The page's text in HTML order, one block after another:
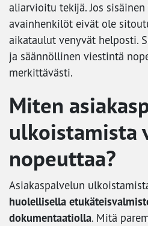
aliarvioitu tekijä. Jos
avainhenkilöt eivät ole
aikataulut venyvät helposti.
ja säännöllinen viestintä
merkittävästi.
Miten
ulkoistamista
nopeuttaa?
Asiakaspalvelun
huolellisella
dokumentaatiolla. Mitä